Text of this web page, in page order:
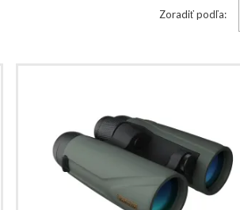
Zoradiť podľa: